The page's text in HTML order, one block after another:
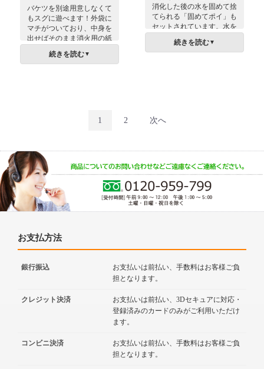
バケツを別途用意しなくて
もスグに遊べます！外袋に
マチがついており、中身を
出せばそのまま消火用の紙
バケツとして使えて便利で
続きを読む▼
消化した後の水を固めて捨
てられる「固めてポイ」も
セットされています。水を
流せない場所でも「固めて
ポイ」（凝固剤）があれば
続きを読む▼
1 2 次へ
お支払方法
銀行振込
お支払いは前払い、手数料はお客様ご負
担となります。
クレジット決済
お支払いは前払い、3Dセキュアに対応・
登録済みのカードのみがご利用いただけ
ます。
コンビニ決済
お支払いは前払い、手数料はお客様ご負
担となります。